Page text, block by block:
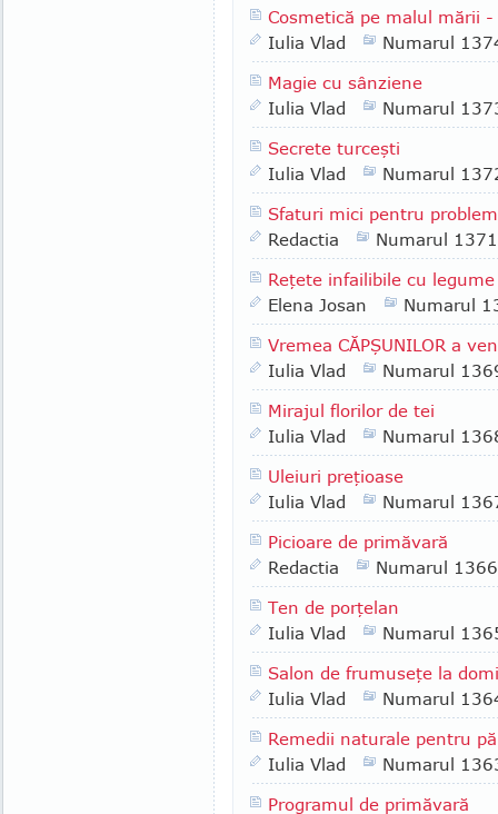
Cosmetică pe malul mării
Iulia Vlad
Numarul
Magie cu sânziene
Iulia Vlad
Numarul
Secrete turceşti
Iulia Vlad
Numarul
Sfaturi mici pentru
Redactia
Numarul 1371
Reţete infailibile cu legume
Elena Josan
Numarul
Vremea CĂPŞUNILOR a
Iulia Vlad
Numarul
Mirajul florilor de tei
Iulia Vlad
Numarul
Uleiuri preţioase
Iulia Vlad
Numarul
Picioare de primăvară
Redactia
Numarul 1366
Ten de porţelan
Iulia Vlad
Numarul
Salon de frumuseţe la
Iulia Vlad
Numarul
Remedii naturale pentru
Iulia Vlad
Numarul
Programul de primăvară